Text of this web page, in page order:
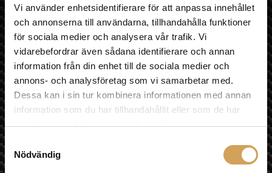
Vi använder enhetsidentifierare för att anpassa innehållet
och annonserna till användarna, tillhandahålla funktioner
för sociala medier och analysera vår trafik. Vi
vidarebefordrar även sådana identifierare och annan
information från din enhet till de sociala medier och
annons- och analysföretag som vi samarbetar med.
Dessa kan i sin tur kombinera informationen med annan
information som du har tillhandahållit eller som de har
samlat in när du har använt deras tjänster.
Samtyckesval
Nödvändig
väljas
på
produktsidan
ÅNGRA KÖP
Sociala medier
Besök oss
Fyrislundsgatan 68